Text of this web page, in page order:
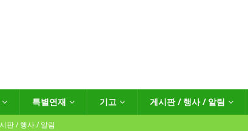
특별연재 기고 게시판 / 행사 / 알림
판 / 행사 / 알림